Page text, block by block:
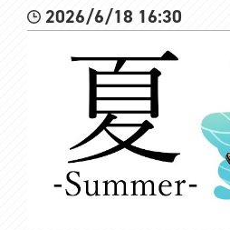
🌞笑顔になるTwitter☟
https://twitter.com/Sanparo_Z
🌞チャンネル登録と高評価を...押せェ
https://www.youtube.com/
🌞VOMS公式HP☟
https://voms.net/
🌞VOMS公式ﾁｬﾝﾈｫｩ☟
https://youtube.com/
2026/6/18 16:30